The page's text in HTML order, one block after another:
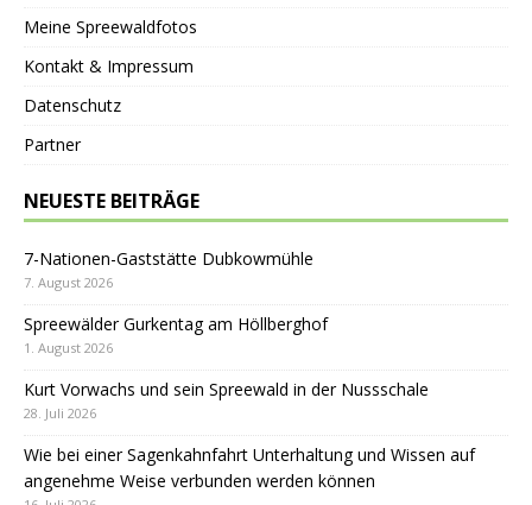
Meine Spreewaldfotos
Kontakt & Impressum
Datenschutz
Partner
NEUESTE BEITRÄGE
7-Nationen-Gaststätte Dubkowmühle
7. August 2026
Spreewälder Gurkentag am Höllberghof
1. August 2026
Kurt Vorwachs und sein Spreewald in der Nussschale
28. Juli 2026
Wie bei einer Sagenkahnfahrt Unterhaltung und Wissen auf
angenehme Weise verbunden werden können